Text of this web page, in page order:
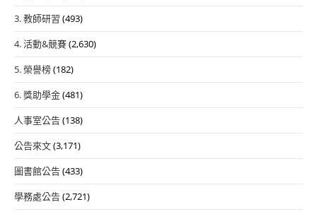
3. 教師研習 (493)
4. 活動&競賽(2,630)
5. 榮譽榜(182)
6. 獎助學金(481)
人事室公告(138)
公告來文(3,171)
圖書館公告(433)
學務處公告(2,721)